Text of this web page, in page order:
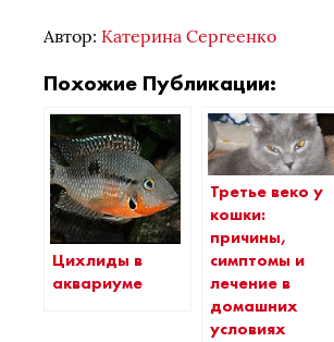
Автор: Катерина Сергеенко
Похожие Публикации:
Цихлиды в
аквариуме
Третье веко у
кошки:
причины,
симптомы и
лечение в
домашних
условиях